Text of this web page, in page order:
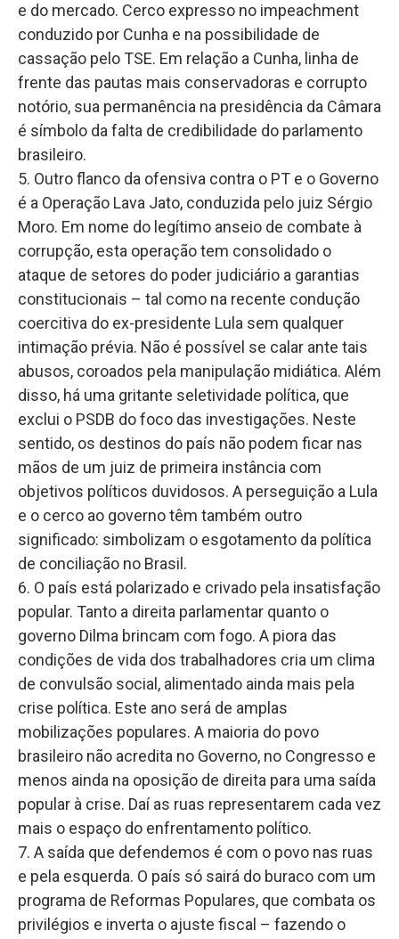
e do mercado. Cerco expresso no impeachment
conduzido por Cunha e na possibilidade de
cassação pelo TSE. Em relação a Cunha, linha de
frente das pautas mais conservadoras e corrupto
notório, sua permanência na presidência da Câmara
é símbolo da falta de credibilidade do parlamento
brasileiro.
5. Outro flanco da ofensiva contra o PT e o Governo
é a Operação Lava Jato, conduzida pelo juiz Sérgio
Moro. Em nome do legítimo anseio de combate à
corrupção, esta operação tem consolidado o
ataque de setores do poder judiciário a garantias
constitucionais – tal como na recente condução
coercitiva do ex-presidente Lula sem qualquer
intimação prévia. Não é possível se calar ante tais
abusos, coroados pela manipulação midiática. Além
disso, há uma gritante seletividade política, que
exclui o PSDB do foco das investigações. Neste
sentido, os destinos do país não podem ficar nas
mãos de um juiz de primeira instância com
objetivos políticos duvidosos. A perseguição a Lula
e o cerco ao governo têm também outro
significado: simbolizam o esgotamento da política
de conciliação no Brasil.
6. O país está polarizado e crivado pela insatisfação
popular. Tanto a direita parlamentar quanto o
governo Dilma brincam com fogo. A piora das
condições de vida dos trabalhadores cria um clima
de convulsão social, alimentado ainda mais pela
crise política. Este ano será de amplas
mobilizações populares. A maioria do povo
brasileiro não acredita no Governo, no Congresso e
menos ainda na oposição de direita para uma saída
popular à crise. Daí as ruas representarem cada vez
mais o espaço do enfrentamento político.
7. A saída que defendemos é com o povo nas ruas
e pela esquerda. O país só sairá do buraco com um
programa de Reformas Populares, que combata os
privilégios e inverta o ajuste fiscal – fazendo o